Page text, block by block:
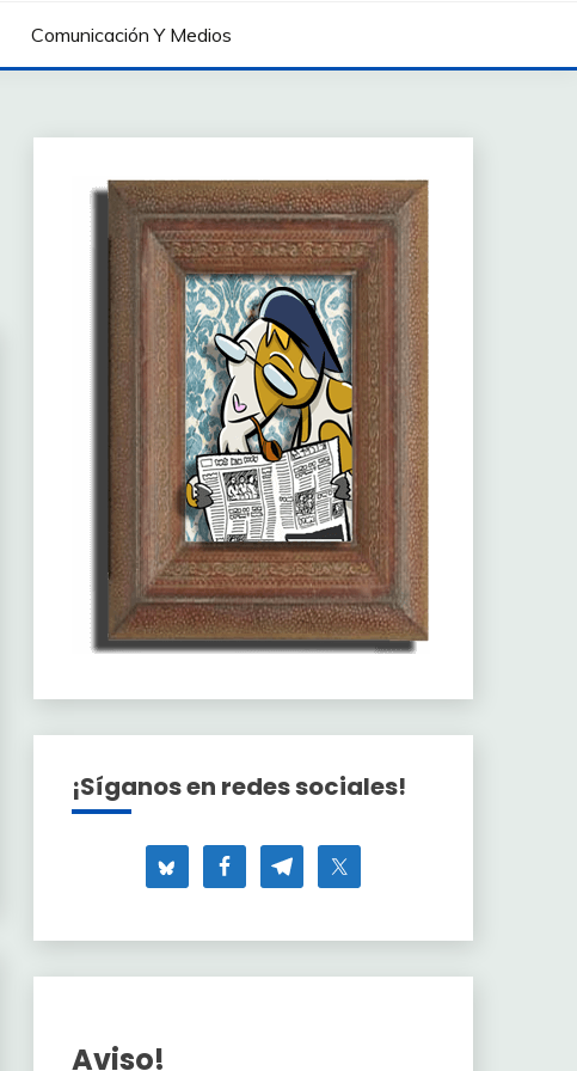
Comunicación Y Medios
¡Síganos en redes sociales!
Aviso!